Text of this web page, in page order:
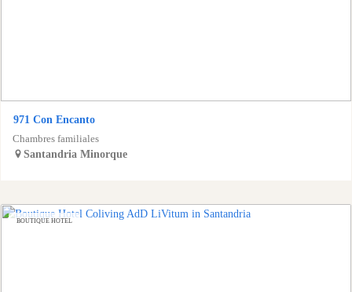
971 Con Encanto
Chambres familiales
Santandria Minorque
BOUTIQUE HOTEL